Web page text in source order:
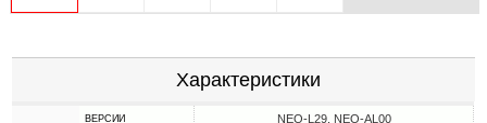
Характеристики
ВЕРСИИ NEO-L29, NEO-AL00